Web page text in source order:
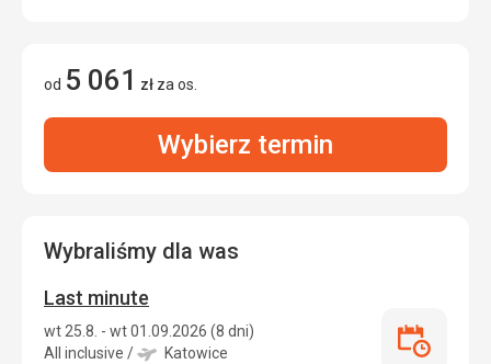
od 5 061 zł za os.
Wybierz termin
Wybraliśmy dla was
Last minute
wt 25.8. - wt 01.09.2026 (8 dni)
All inclusive / Katowice
Last